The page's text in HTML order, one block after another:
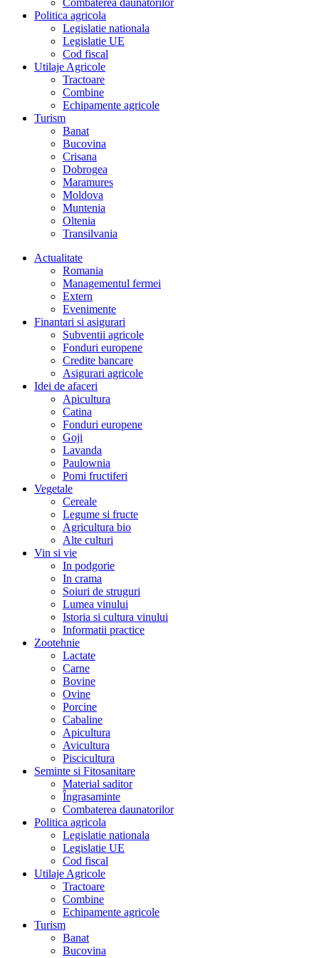
Combaterea daunatorilor
Politica agricola
Legislatie nationala
Legislatie UE
Cod fiscal
Utilaje Agricole
Tractoare
Combine
Echipamente agricole
Turism
Banat
Bucovina
Crisana
Dobrogea
Maramures
Moldova
Muntenia
Oltenia
Transilvania
Actualitate
Romania
Managementul fermei
Extern
Evenimente
Finantari si asigurari
Subventii agricole
Fonduri europene
Credite bancare
Asigurari agricole
Idei de afaceri
Apicultura
Catina
Fonduri europene
Goji
Lavanda
Paulownia
Pomi fructiferi
Vegetale
Cereale
Legume si fructe
Agricultura bio
Alte culturi
Vin si vie
In podgorie
In crama
Soiuri de struguri
Lumea vinului
Istoria si cultura vinului
Informatii practice
Zootehnie
Lactate
Carne
Bovine
Ovine
Porcine
Cabaline
Apicultura
Avicultura
Piscicultura
Seminte si Fitosanitare
Material saditor
Îngrasaminte
Combaterea daunatorilor
Politica agricola
Legislatie nationala
Legislatie UE
Cod fiscal
Utilaje Agricole
Tractoare
Combine
Echipamente agricole
Turism
Banat
Bucovina